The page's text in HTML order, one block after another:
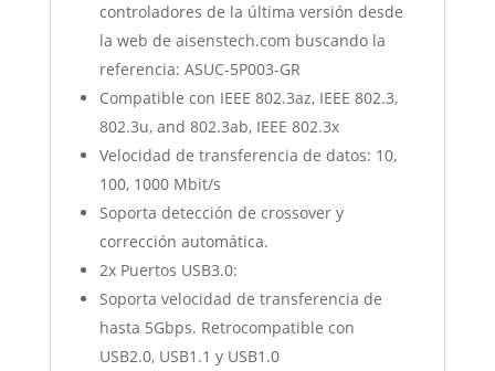
controladores de la última versión desde
la web de aisenstech.com buscando la
referencia: ASUC-5P003-GR
Compatible con IEEE 802.3az, IEEE 802.3,
802.3u, and 802.3ab, IEEE 802.3x
Velocidad de transferencia de datos: 10,
100, 1000 Mbit/s
Soporta detección de crossover y
corrección automática.
2x Puertos USB3.0:
Soporta velocidad de transferencia de
hasta 5Gbps. Retrocompatible con
USB2.0, USB1.1 y USB1.0